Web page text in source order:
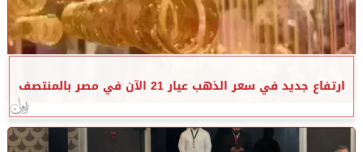
ارتفاع جديد في سعر الذهب عيار 21 الآن في مصر بالمنتصف